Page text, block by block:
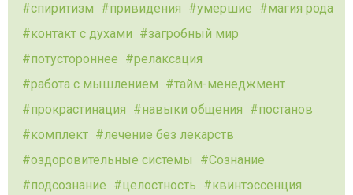
спиритизм
привидения умершие
магия рода
контакт с духами
загробный мир
потустороннее
релаксация
работа с мышлением
тайм-менеджмент
прокрастинация
навыки общения
постанов
комплект
лечение без лекарств
оздоровительные системы
Сознание
подсознание
целостность
квинтэссенция